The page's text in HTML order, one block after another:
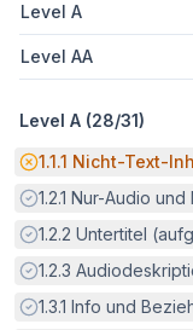
Level A
Level AA
Level A (28/31)
Potenzielle
1.1.1 Nicht-Text-
Erfüllt:
1.2.1 Nur-Audio
Erfüllt:
1.2.2 Untertitel
Erfüllt:
1.2.3
Erfüllt:
1.3.1 Info und